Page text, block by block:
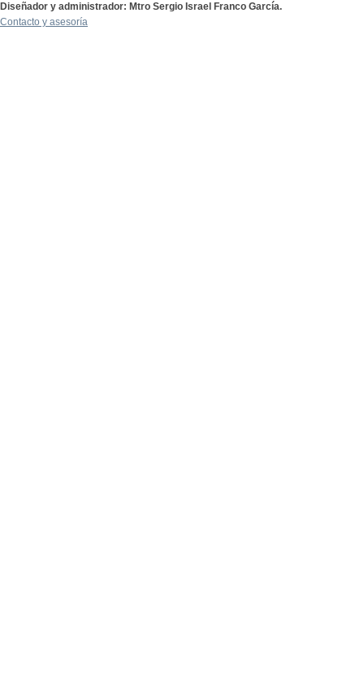
Diseñador y administrador: Mtro Sergio Israel Franco García.
Contacto y asesoría